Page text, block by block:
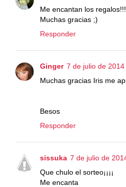
Me encantan los regalos!!!
Muchas gracias ;)
Responder
Ginger 7 de julio de
Muchas gracias Iris me
Besos
Responder
sissuka 7 de julio de
Que chulo el sorteo¡¡¡¡
Me encanta